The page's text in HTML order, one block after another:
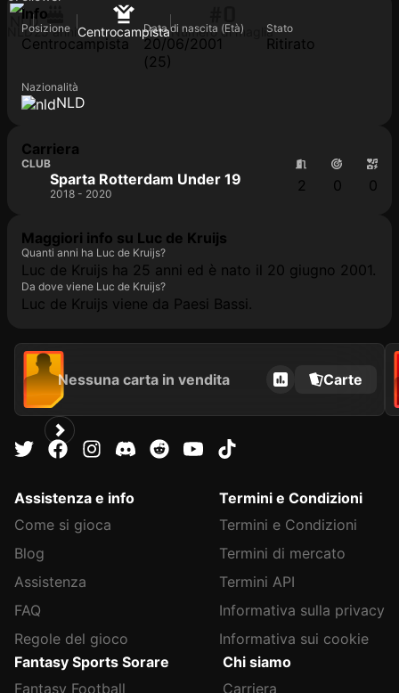
NLD25 anni CentrocampistaNumero di maglia
Info
Posizione
Centrocampista
Data di nascita (Età)
20/06/2001
(25)
Stato
Ritirato
Nazionalità
NLD
Carriera
CLUB
Sparta Rotterdam Under 19
2018 - 2020 2 0 0
Maggiori info su Luc de Kruijs
Quanti anni ha Luc de Kruijs?
Luc de Kruijs ha 25 anni ed è nato il 20 giugno 2001.
Da dove viene Luc de Kruijs?
Luc de Kruijs viene da Paesi Bassi.
Nessuna carta in vendita Carte
Assistenza e info
Come si gioca
Blog
Assistenza
FAQ
Regole del gioco
Termini e Condizioni
Termini e Condizioni
Termini di mercato
Termini API
Informativa sulla privacy
Informativa sui cookie
Fantasy Sports Sorare
Fantasy Football
Chi siamo
Carriera